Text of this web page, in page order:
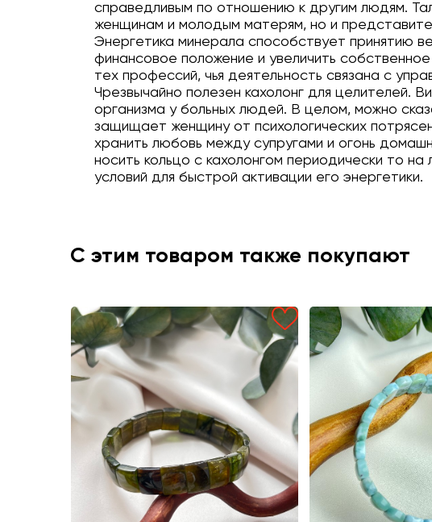
справедливым по отношению к другим людям.
женщинам и молодым матерям, но и
Энергетика минерала способствует принятию
финансовое положение и увеличить
тех профессий, чья деятельность связана с
Чрезвычайно полезен кахолонг для целителей.
организма у больных людей. В целом, можно
защищает женщину от психологических
хранить любовь между супругами и огонь
носить кольцо с кахолонгом периодически то
условий для быстрой активации его энергетики.
С этим товаром также покупают